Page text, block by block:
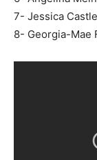
7- Jessica
8- Georgia-Mae